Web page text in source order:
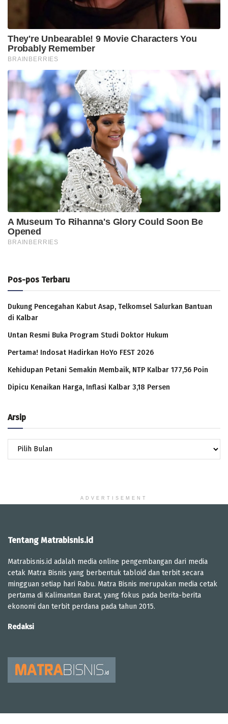
Pos-pos Terbaru
Dukung Pencegahan Kabut Asap, Telkomsel Salurkan Bantuan
di Kalbar
Untan Resmi Buka Program Studi Doktor Hukum
Pertama! Indosat Hadirkan HoYo FEST 2026
Kehidupan Petani Semakin Membaik, NTP Kalbar 177,56 Poin
Dipicu Kenaikan Harga, Inflasi Kalbar 3,18 Persen
Arsip
Arsip
ADVERTISEMENT
Tentang Matrabisnis.id
Matrabisnis.id adalah media online pengembangan dari media
cetak Matra Bisnis yang berbentuk tabloid dan terbit secara
mingguan setiap hari Rabu. Matra Bisnis merupakan media cetak
pertama di Kalimantan Barat, yang fokus pada berita-berita
ekonomi dan terbit perdana pada tahun 2015.
Redaksi